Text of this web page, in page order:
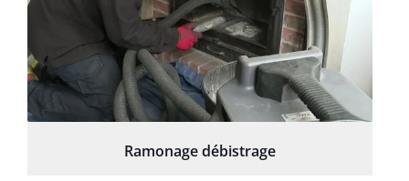
Ramonage débistrage